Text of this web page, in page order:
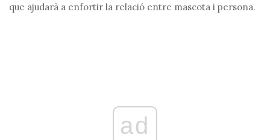
que ajudarà a enfortir la relació entre mascota i persona.
ad